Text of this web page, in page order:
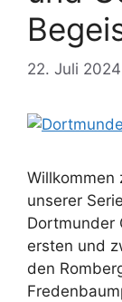
22. Juli 2024
Willkommen
unserer
Dortmunder
ersten und
den